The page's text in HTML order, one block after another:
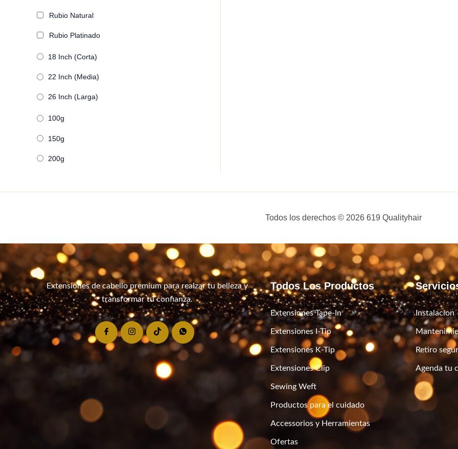
Rubio Natural
Rubio Platinado
18 Inch (Corta)
22 Inch (Media)
26 Inch (Larga)
100g
150g
200g
Todos los derechos © 2026 619 Qualityhair
Extensiones de cabello premium para realzar tu belleza y
transformar tu confianza.
Todos Los Productos
Extensiones Tape-In
Extensiones I-Tip
Extensiones K-Tip
Extensiones Clip
Sewing Weft
Productos para el cuidado
Accessorios y Herramientas
Ofertas
Instalacion
Retiro
Agenda tu